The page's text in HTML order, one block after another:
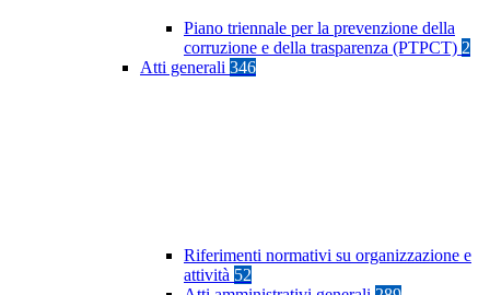
Piano triennale per la prevenzione della
corruzione e della trasparenza (PTPCT) 2
Atti generali 346
Riferimenti normativi su organizzazione e
attività 52